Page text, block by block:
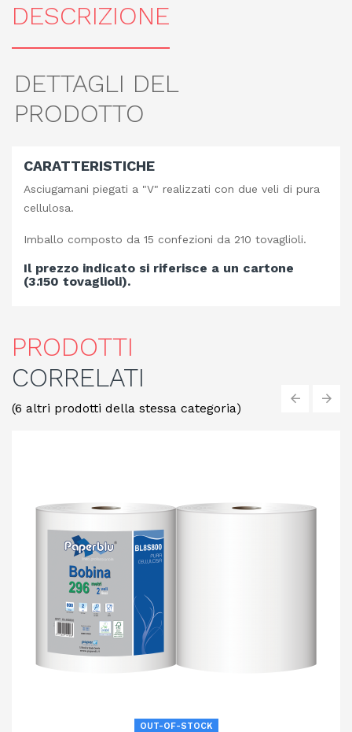
DESCRIZIONE
DETTAGLI DEL
PRODOTTO
CARATTERISTICHE
Asciugamani piegati a "V" realizzati con due veli di pura
cellulosa.
Imballo composto da 15 confezioni da 210 tovaglioli.
Il prezzo indicato si riferisce a un cartone
(3.150 tovaglioli).
PRODOTTI
CORRELATI
(6 altri prodotti della stessa categoria)
OUT-OF-STOCK